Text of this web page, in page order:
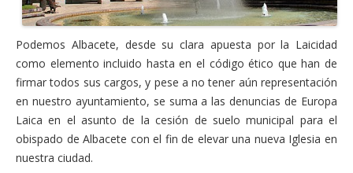
Podemos Albacete, desde su clara apuesta por la Laicidad
como elemento incluido hasta en el código ético que han de
firmar todos sus cargos, y pese a no tener aún representación
en nuestro ayuntamiento, se suma a las denuncias de Europa
Laica en el asunto de la cesión de suelo municipal para el
obispado de Albacete con el fin de elevar una nueva Iglesia en
nuestra ciudad.